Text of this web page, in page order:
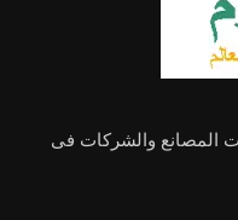
المصانع والشركات فى